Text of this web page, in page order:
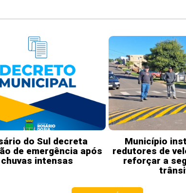
do Sul decreta
de emergência após
chuvas intensas
Município
redutores de
reforçar a